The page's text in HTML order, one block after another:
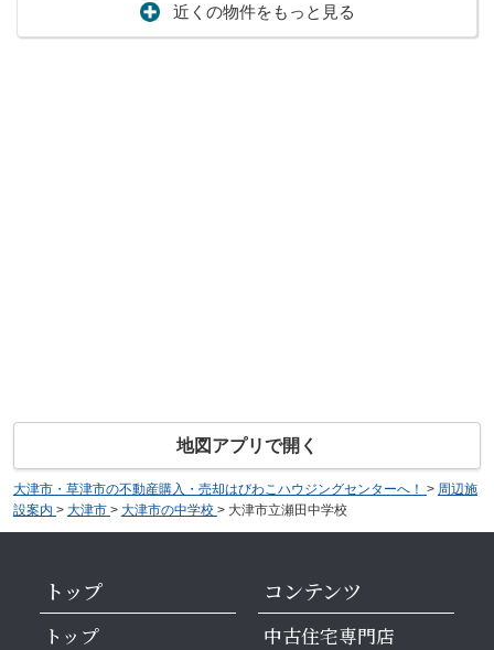
近くの物件をもっと見る
地図アプリで開く
大津市・草津市の不動産購入・売却はびわこハウジングセンターへ！ > 周辺施
設案内 > 大津市 > 大津市の中学校 > 大津市立瀬田中学校
トップ
トップ
コンテンツ
中古住宅専門店